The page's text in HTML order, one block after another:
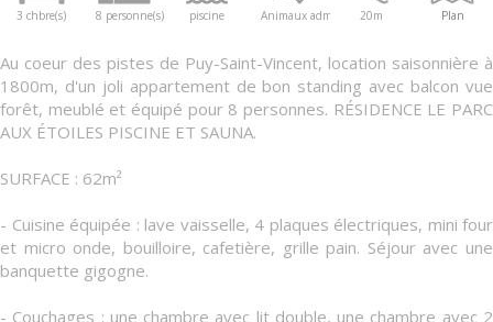
3 chbre(s) 8 personne(s) piscine Animaux admis 20m Plan
Au coeur des pistes de Puy-Saint-Vincent, location saisonnière à
1800m, d'un joli appartement de bon standing avec balcon vue
forêt, meublé et équipé pour 8 personnes. RÉSIDENCE LE PARC
AUX ÉTOILES PISCINE ET SAUNA.
SURFACE : 62m²
- Cuisine équipée : lave vaisselle, 4 plaques électriques, mini four
et micro onde, bouilloire, cafetière, grille pain. Séjour avec une
banquette gigogne.
- Couchages : une chambre avec lit double, une chambre avec 2